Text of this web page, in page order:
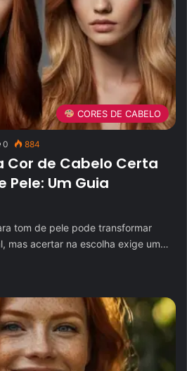
CORES DE CABELO
0 884
Cor de Cabelo Certa
Pele: Um Guia
tom de pele pode transformar
mas acertar na escolha exige um…